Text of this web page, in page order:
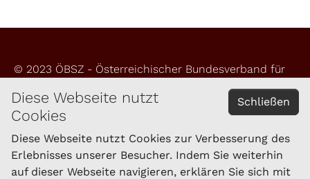
Schließen
Diese Webseite nutzt
Cookies
Diese Webseite nutzt Cookies zur Verbesserung des
Erlebnisses unserer Besucher. Indem Sie weiterhin
auf dieser Webseite navigieren, erklären Sie sich mit
© 2023 ÖBSZ - Österreichischer Bundesverband für
Impressum